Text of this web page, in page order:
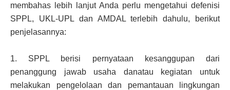
membahas lebih lanjut Anda perlu mengetahui defenisi
SPPL, UKL-UPL dan AMDAL terlebih dahulu, berikut
penjelasannya:
1.
SPPL berisi pernyataan kesanggupan dari
penanggung jawab usaha danatau kegiatan untuk
melakukan pengelolaan dan pemantauan lingkungan